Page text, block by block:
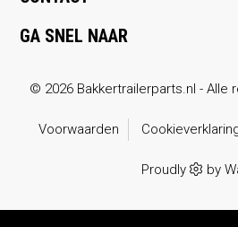
GA SNEL NAAR
© 2026 Bakkertrailerparts.nl - Alle
Voorwaarden
Proudly by